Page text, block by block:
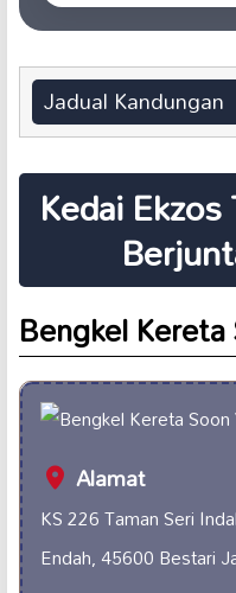
Jadual Kandungan
Kedai
Bengkel
Alamat
KS 226 Taman Seri
Endah, 45600 Bestari